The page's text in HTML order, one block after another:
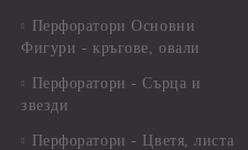
Перфоратори Основни
Фигури - кръгове, овали
Перфоратори - Сърца и
звезди
Перфоратори - Цветя, листа